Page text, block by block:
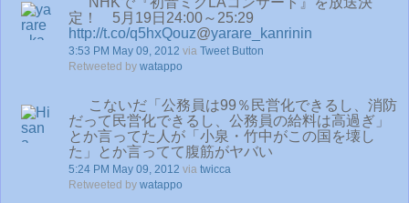
定！ 5月19日24:00～25:29
http://t.co/q5hxQouz@yarare_kanrinin
3:53 PM May 09, 2012 via Tweet Button
Retweeted by watappo
こないだ「公務員は99％民営化できるし、消防
だって民営化できるし、公務員の給料は高過ぎ」
とか言ってた人が「小泉・竹中がこの国を壊し
た」とか言ってて腹筋がヤバい
5:24 PM May 09, 2012 via twicca
Retweeted by watappo